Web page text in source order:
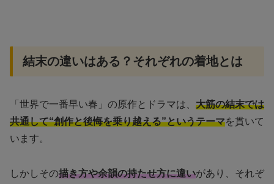
結末の違いはある？それぞれの着地とは
「世界で一番早い春」の原作とドラマは、 大筋の結末では
共通して“創作と後悔を乗り越える”というテーマを貫いて
います。
しかしその描き方や余韻の持たせ方に違いがあり、それぞ